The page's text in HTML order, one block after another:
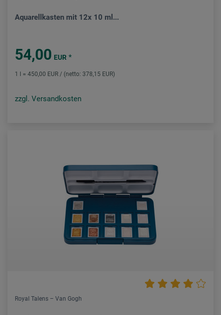
Aquarellkasten mit 12x 10 ml...
54,00 EUR *
1 l = 450,00 EUR / (netto: 378,15 EUR)
zzgl. Versandkosten
Royal Talens – Van Gogh